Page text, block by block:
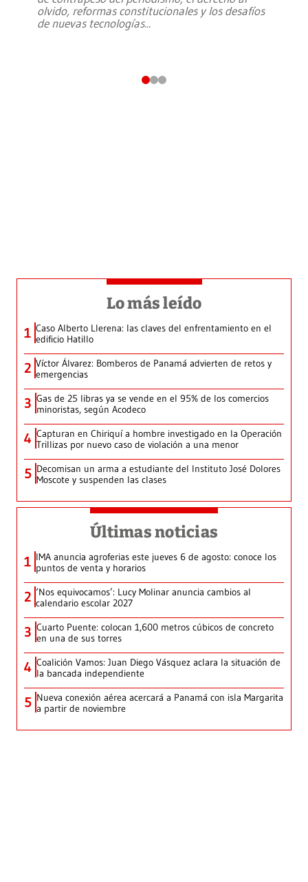
olvido, reformas constitucionales y los desafíos
de nuevas tecnologías...
Lo más leído
1 Caso Alberto Llerena: las claves del enfrentamiento en el
edificio Hatillo
2 Víctor Álvarez: Bomberos de Panamá advierten de retos y
emergencias
3 Gas de 25 libras ya se vende en el 95% de los comercios
minoristas, según Acodeco
4 Capturan en Chiriquí a hombre investigado en la Operación
Trillizas por nuevo caso de violación a una menor
5 Decomisan un arma a estudiante del Instituto José Dolores
Moscote y suspenden las clases
Últimas noticias
1 IMA anuncia agroferias este jueves 6 de agosto: conoce los
puntos de venta y horarios
2 ‘Nos equivocamos’: Lucy Molinar anuncia cambios al
calendario escolar 2027
3 Cuarto Puente: colocan 1,600 metros cúbicos de concreto
en una de sus torres
4 Coalición Vamos: Juan Diego Vásquez aclara la situación de
la bancada independiente
5 Nueva conexión aérea acercará a Panamá con isla Margarita
a partir de noviembre